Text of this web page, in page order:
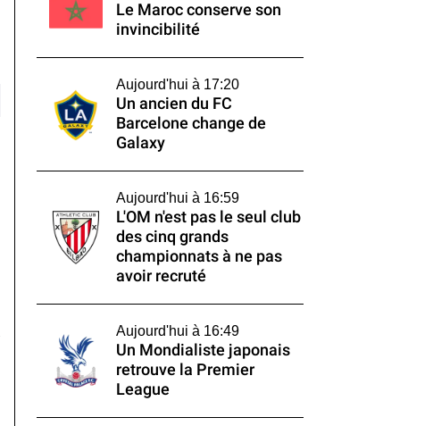
Le Maroc conserve son
invincibilité
Aujourd'hui à 17:20
Un ancien du FC
Barcelone change de
Galaxy
Aujourd'hui à 16:59
L'OM n'est pas le seul club
des cinq grands
championnats à ne pas
avoir recruté
Aujourd'hui à 16:49
Un Mondialiste japonais
retrouve la Premier
League